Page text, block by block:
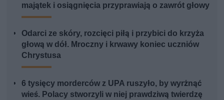
majątek i osiągnięcia przyprawiają o zawrót głowy
Odarci ze skóry, rozcięci piłą i przybici do krzyża
głową w dół. Mroczny i krwawy koniec uczniów
Chrystusa
6 tysięcy morderców z UPA ruszyło, by wyrżnąć
wieś. Polacy stworzyli w niej prawdziwą twierdzę